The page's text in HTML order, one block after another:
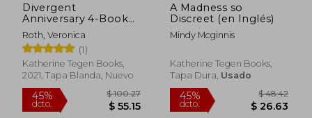
Divergent
Anniversary 4-Book
box Set: Divergent,
Insurgent, Allegiant,
Four (en Inglés)
Roth, Veronica
(1)
Katherine Tegen Books,
2021, Tapa Blanda, Nuevo
A Madness so
Discreet (en Inglés)
Mindy Mcginnis
Katherine Tegen Books,
Tapa Dura, Usado